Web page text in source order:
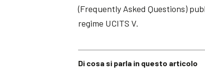
Di cosa si parla in questo articolo
(Frequently Asked Questions)
regime UCITS V.